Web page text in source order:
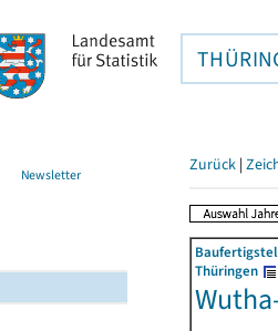
Newsletter Zurück |
Thüringen